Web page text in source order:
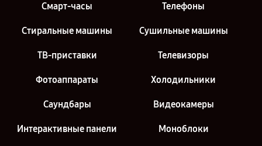
Смарт-часы Телефоны
Стиральные машины Сушильные машины
ТВ-приставки Телевизоры
Фотоаппараты Холодильники
Саундбары Видеокамеры
Интерактивные панели Моноблоки